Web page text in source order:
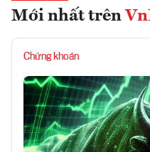
Mới nhất trên
Chứng khoán